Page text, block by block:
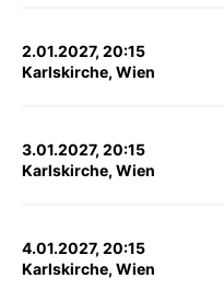
2.01.2027, 20:15
Karlskirche, Wien
3.01.2027, 20:15
Karlskirche, Wien
4.01.2027, 20:15
Karlskirche, Wien